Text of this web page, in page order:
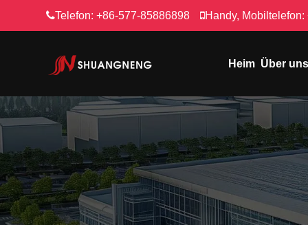
Telefon:+86-577-85886898 Handy, Mobiltelefon:
Heim Über uns